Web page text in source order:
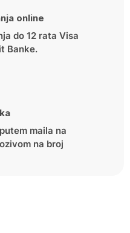
online
do 12 rata Visa
Banke.
maila na
na broj